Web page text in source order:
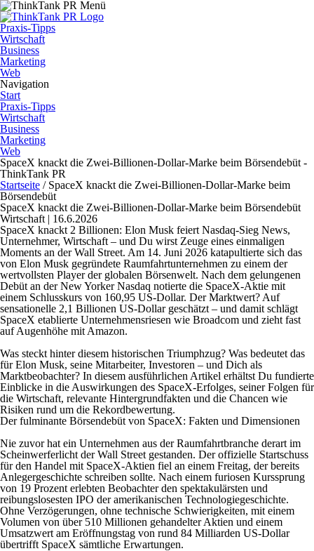
Praxis-Tipps
Wirtschaft
Business
Marketing
Web
Navigation
Start
Praxis-Tipps
Wirtschaft
Business
Marketing
Web
SpaceX knackt die Zwei-Billionen-Dollar-Marke beim Börsendebüt -
ThinkTank PR
Startseite / SpaceX knackt die Zwei-Billionen-Dollar-Marke beim
Börsendebüt
SpaceX knackt die Zwei-Billionen-Dollar-Marke beim Börsendebüt
Wirtschaft | 16.6.2026
SpaceX knackt 2 Billionen: Elon Musk feiert Nasdaq-Sieg News,
Unternehmer, Wirtschaft – und Du wirst Zeuge eines einmaligen
Moments an der Wall Street. Am 14. Juni 2026 katapultierte sich das
von Elon Musk gegründete Raumfahrtunternehmen zu einem der
wertvollsten Player der globalen Börsenwelt. Nach dem gelungenen
Debüt an der New Yorker Nasdaq notierte die SpaceX-Aktie mit
einem Schlusskurs von 160,95 US-Dollar. Der Marktwert? Auf
sensationelle 2,1 Billionen US-Dollar geschätzt – und damit schlägt
SpaceX etablierte Unternehmensriesen wie Broadcom und zieht fast
auf Augenhöhe mit Amazon.
Was steckt hinter diesem historischen Triumphzug? Was bedeutet das
für Elon Musk, seine Mitarbeiter, Investoren – und Dich als
Marktbeobachter? In diesem ausführlichen Artikel erhältst Du fundierte
Einblicke in die Auswirkungen des SpaceX-Erfolges, seiner Folgen für
die Wirtschaft, relevante Hintergrundfakten und die Chancen wie
Risiken rund um die Rekordbewertung.
Der fulminante Börsendebüt von SpaceX: Fakten und Dimensionen
Nie zuvor hat ein Unternehmen aus der Raumfahrtbranche derart im
Scheinwerferlicht der Wall Street gestanden. Der offizielle Startschuss
für den Handel mit SpaceX-Aktien fiel an einem Freitag, der bereits
Anlegergeschichte schreiben sollte. Nach einem furiosen Kurssprung
von 19 Prozent erlebten Beobachter den spektakulärsten und
reibungslosesten IPO der amerikanischen Technologiegeschichte.
Ohne Verzögerungen, ohne technische Schwierigkeiten, mit einem
Volumen von über 510 Millionen gehandelter Aktien und einem
Umsatzwert am Eröffnungstag von rund 84 Milliarden US-Dollar
übertrifft SpaceX sämtliche Erwartungen.